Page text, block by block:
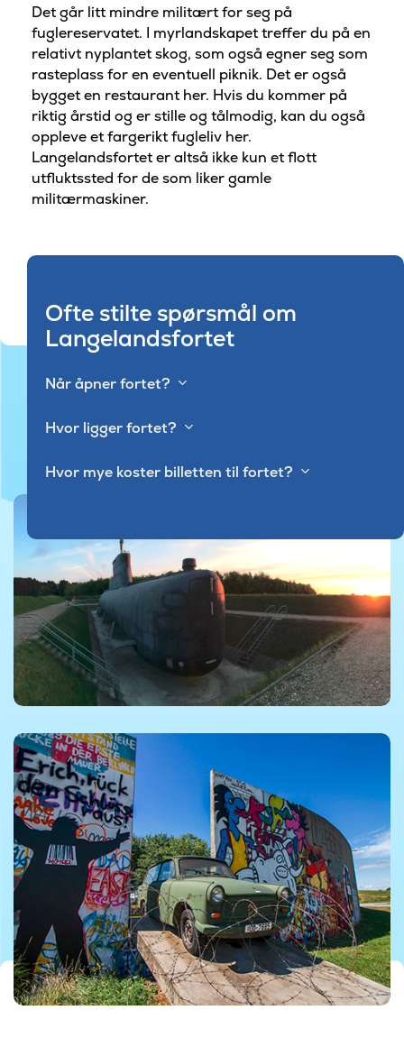
Det går litt mindre militært for seg på
fuglereservatet. I myrlandskapet treffer du på en
relativt nyplantet skog, som også egner seg som
rasteplass for en eventuell piknik. Det er også
bygget en restaurant her. Hvis du kommer på
riktig årstid og er stille og tålmodig, kan du også
oppleve et fargerikt fugleliv her.
Langelandsfortet er altså ikke kun et flott
utfluktssted for de som liker gamle
militærmaskiner.
Ofte stilte spørsmål om
Langelandsfortet
Når åpner fortet?
Hvor ligger fortet?
Hvor mye koster billetten til fortet?
©Foto af Koldkrigsmuseet Langelandsfortet